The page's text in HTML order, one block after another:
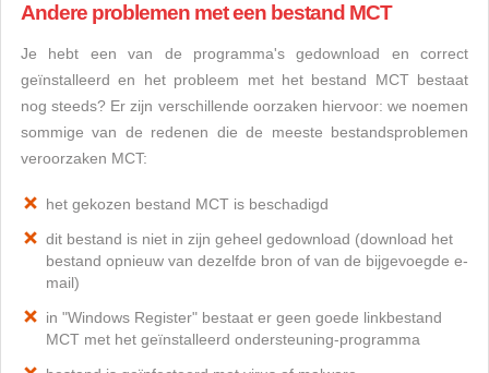
Andere problemen met een bestand MCT
Je hebt een van de programma's gedownload en correct
geïnstalleerd en het probleem met het bestand MCT bestaat
nog steeds? Er zijn verschillende oorzaken hiervoor: we noemen
sommige van de redenen die de meeste bestandsproblemen
veroorzaken MCT:
het gekozen bestand MCT is beschadigd
dit bestand is niet in zijn geheel gedownload (download het
bestand opnieuw van dezelfde bron of van de bijgevoegde e-
mail)
in "Windows Register" bestaat er geen goede linkbestand
MCT met het geïnstalleerd ondersteuning-programma